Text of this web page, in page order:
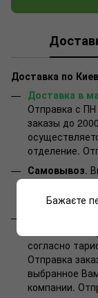
Доставка по
Доставка в
Отправка с
заказы до
отделение.
Самовывоз.
магазине в
Голосеевская)
согласно
Отправка
выбранное
компании.
Бажаєте